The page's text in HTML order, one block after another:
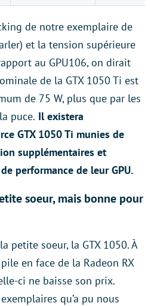
de notre exemplaire de
et la tension supérieure
au GPU106, on dirait
de la GTX 1050 Ti est
de 75 W, plus que par les
puce. Il existera
GTX 1050 Ti munies de
supplémentaires et
performance de leur GPU.
soeur, mais bonne pour
petite soeur, la GTX 1050. À
en face de la Radeon RX
ci ne baisse son prix.
qu’a pu nous